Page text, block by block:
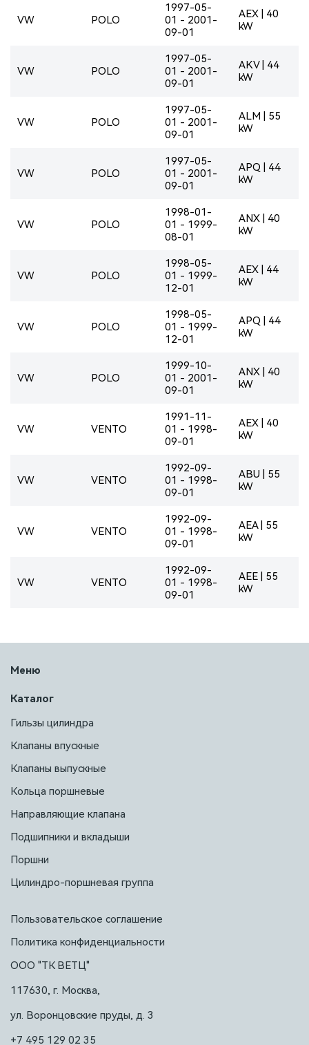
VW POLO
1997-05-
01 - 2001-
09-01
AEX | 40
kW
VW POLO
1997-05-
01 - 2001-
09-01
AKV | 44
kW
VW POLO
1997-05-
01 - 2001-
09-01
ALM | 55
kW
VW POLO
1997-05-
01 - 2001-
09-01
APQ | 44
kW
VW POLO
1998-01-
01 - 1999-
08-01
ANX | 40
kW
VW POLO
1998-05-
01 - 1999-
12-01
AEX | 44
kW
VW POLO
1998-05-
01 - 1999-
12-01
APQ | 44
kW
VW POLO
1999-10-
01 - 2001-
09-01
ANX | 40
kW
VW VENTO
1991-11-
01 - 1998-
09-01
AEX | 40
kW
VW VENTO
1992-09-
01 - 1998-
09-01
ABU | 55
kW
VW VENTO
1992-09-
01 - 1998-
09-01
AEA | 55
kW
VW VENTO
1992-09-
01 - 1998-
09-01
AEE | 55
kW
Меню
Каталог
Гильзы цилиндра
Клапаны впускные
Клапаны выпускные
Кольца поршневые
Направляющие клапана
Подшипники и вкладыши
Поршни
Цилиндро-поршневая группа
Пользовательское соглашение
Политика конфиденциальности
ООО "ТК ВЕТЦ"
117630, г. Москва,
ул. Воронцовские пруды, д. 3
+7 495 129 02 35